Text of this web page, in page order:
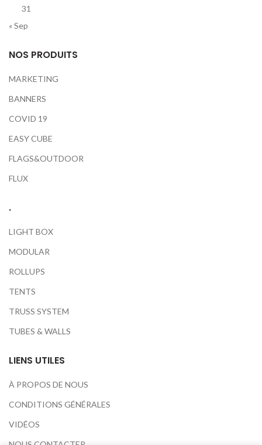
31
« Sep
NOS PRODUITS
MARKETING
BANNERS
COVID 19
EASY CUBE
FLAGS&OUTDOOR
FLUX
.
LIGHT BOX
MODULAR
ROLLUPS
TENTS
TRUSS SYSTEM
TUBES & WALLS
LIENS UTILES
À PROPOS DE NOUS
CONDITIONS GÉNÉRALES
VIDÉOS